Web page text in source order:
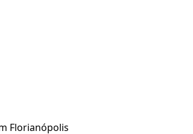
Florianópolis